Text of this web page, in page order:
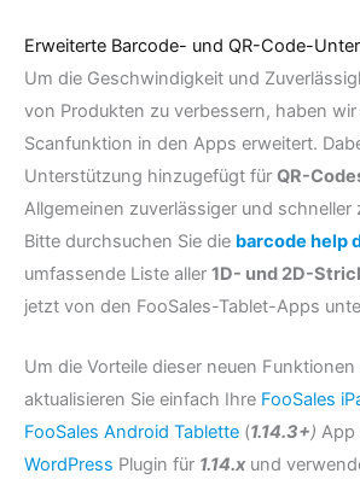
Erweiterte Barcode- und QR-Code-
Um die Geschwindigkeit und
von Produkten zu verbessern, haben
Scanfunktion in den Apps erweitert.
Unterstützung hinzugefügt für QR-
Allgemeinen zuverlässiger und schneller
Bitte durchsuchen Sie die barcode help
umfassende Liste aller 1D- und 2D-
jetzt von den FooSales-Tablet-Apps
Um die Vorteile dieser neuen
aktualisieren Sie einfach Ihre FooSales
FooSales Android Tablette (1.14.3+) App
WordPress Plugin für 1.14.xund